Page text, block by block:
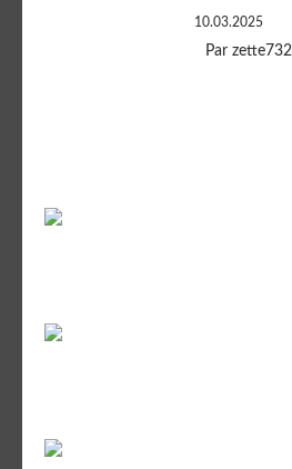
10.03.2025
Par zette732